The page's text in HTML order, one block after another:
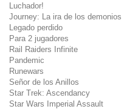
Luchador!
Journey: La ira de los demonios
Legado perdido
Para 2 jugadores
Rail Raiders Infinite
Pandemic
Runewars
Señor de los Anillos
Star Trek: Ascendancy
Star Wars Imperial Assault